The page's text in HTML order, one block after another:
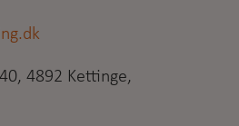
4892 Kettinge,